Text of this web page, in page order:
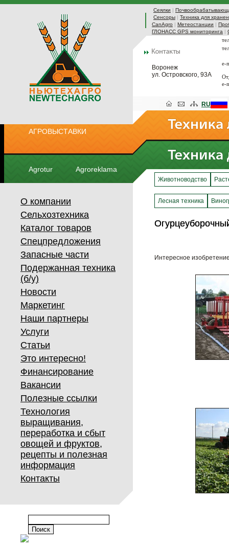
Сеялки |
Сенсоры | Техника для
CanAgro | Метеостанции |
ГЛОНАСС GPS мониторинга |
Воронеж
ул. Островского, 93А
e-
e-
АГРОВЫСТАВКИ
Agrotur Agroreklama
RU
О компании
Сельхозтехника
Каталог товаров
Спецпредложения
Запасные части
Подержанная техника
(б/у)
Новости
Маркетинг
Наши партнеры
Услуги
Статьи
Это интересно!
Финансирование
Вакансии
Полезные ссылки
Технология
выращивания,
переработка и сбыт
овощей и фруктов,
рецепты и полезная
информация
Контакты
Животноводство
Лесная техника
Интересное